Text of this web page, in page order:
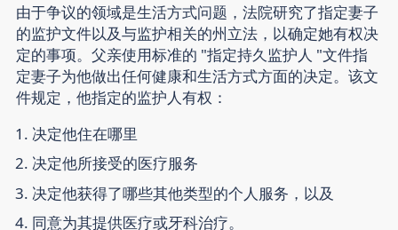
由于争议的领域是生活方式问题，法院研究了指定妻子
的监护文件以及与监护相关的州立法，以确定她有权决
定的事项。父亲使用标准的 "指定持久监护人 "文件指
定妻子为他做出任何健康和生活方式方面的决定。该文
件规定，他指定的监护人有权：
决定他住在哪里
决定他所接受的医疗服务
决定他获得了哪些其他类型的个人服务，以及
同意为其提供医疗或牙科治疗。